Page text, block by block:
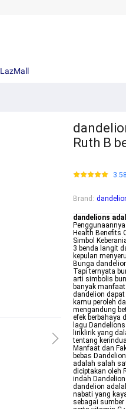
LazMall
Ruth B
Brand :
dandelions
Health Benefits
Simbol
3 benda langit
kepulan
Bunga
Tapi ternyata
arti simbolis
banyak
dandelion
kamu peroleh
mengandung
efek berbahaya
lagu
liriklirik yang
tentang
Manfaat dan
bebas
adalah salah
diciptakan oleh
indah
dandelion
nabati yang
sebagai